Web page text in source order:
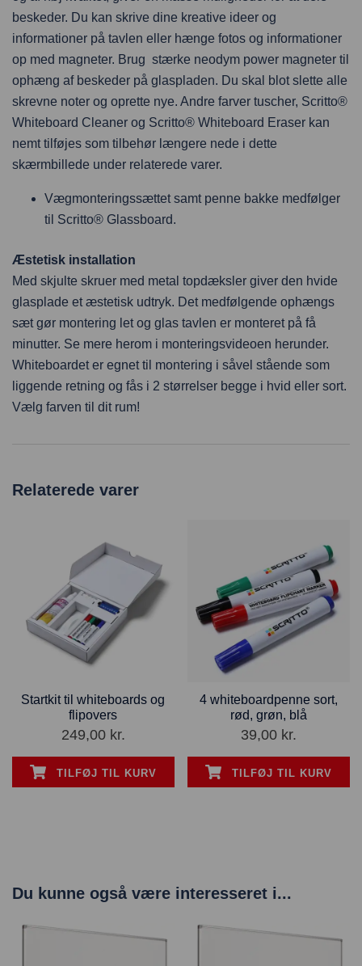
beskeder. Du kan skrive dine kreative ideer og
informationer på tavlen eller hænge fotos og informationer
op med magneter. Brug stærke neodym power magneter til
ophæng af beskeder på glaspladen. Du skal blot slette alle
skrevne noter og oprette nye. Andre farver tuscher, Scritto®
Whiteboard Cleaner og Scritto® Whiteboard Eraser kan
nemt tilføjes som tilbehør længere nede i dette
skærmbillede under relaterede varer.
Vægmonteringssættet samt penne bakke medfølger
til Scritto® Glassboard.
Æstetisk installation
Med skjulte skruer med metal topdæksler giver den hvide
glasplade et æstetisk udtryk. Det medfølgende ophængs
sæt gør montering let og glas tavlen er monteret på få
minutter. Se mere herom i monteringsvideoen herunder.
Whiteboardet er egnet til montering i såvel stående som
liggende retning og fås i 2 størrelser begge i hvid eller sort.
Vælg farven til dit rum!
Relaterede varer
Startkit til whiteboards og
flipovers
249,00 kr.
TILFØJ TIL KURV
4 whiteboardpenne sort,
rød, grøn, blå
39,00 kr.
TILFØJ TIL KURV
Du kunne også være interesseret i...